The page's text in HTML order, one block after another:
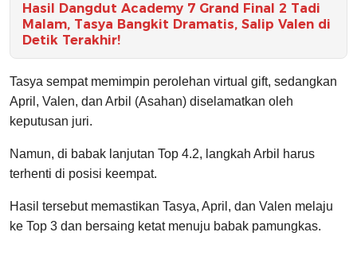
Hasil Dangdut Academy 7 Grand Final 2 Tadi
Malam, Tasya Bangkit Dramatis, Salip Valen di
Detik Terakhir!
Tasya sempat memimpin perolehan virtual gift, sedangkan
April, Valen, dan Arbil (Asahan) diselamatkan oleh
keputusan juri.
Namun, di babak lanjutan Top 4.2, langkah Arbil harus
terhenti di posisi keempat.
Hasil tersebut memastikan Tasya, April, dan Valen melaju
ke Top 3 dan bersaing ketat menuju babak pamungkas.